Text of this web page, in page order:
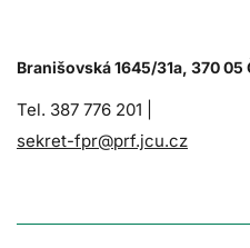
Branišovská 1645/31a, 370 05
Tel. 387 776 201 |
sekret-fpr@prf.jcu.cz